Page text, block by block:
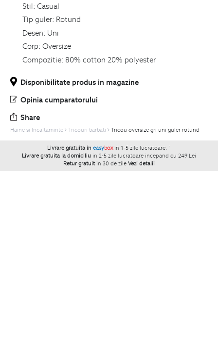
Stil: Casual
Tip guler: Rotund
Desen: Uni
Corp: Oversize
Compozitie: 80% cotton 20% polyester
Disponibilitate produs in magazine
Opinia cumparatorului
Share
Haine si Incaltaminte Tricouri barbati Tricou oversize gri uni guler rotund
Livrare gratuita in easybox in 1-5 zile lucratoare. `
Livrare gratuita la domiciliu in 2-5 zile lucratoare incepand cu 249 Lei
Retur gratuit in 30 de zile Vezi detalii